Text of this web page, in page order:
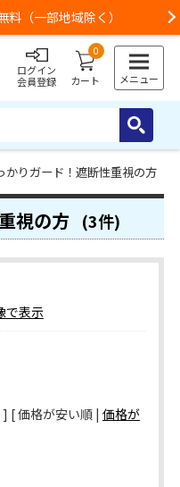
く） お
ログイン
会員登録
0
カート メニュー
かりガード！遮断性重視の方
視の方 (3件)
で表示
] [ 価格が安い順 | 価格が